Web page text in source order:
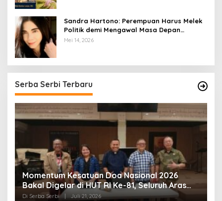
Sandra Hartono: Perempuan Harus Melek
Politik demi Mengawal Masa Depan
Bangsa
Mei 14, 2026
Serba Serbi Terbaru
Momentum Kesatuan Doa Nasional 2026
Bakal Digelar di HUT RI Ke-81, Seluruh Aras
Gereja Bersatu Doakan Indonesia
Di Serba Serbi Juli 21, 2026